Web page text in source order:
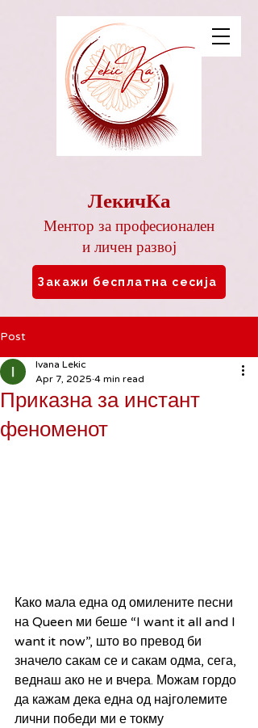
ЛекичКа
Ментор за професионален
и личен развој
Закажи бесплатна сесија
Post
Приказна за инстант
феноменот
Ivana Lekic
Apr 7, 2025 4 min read
Како мала една од омилените песни
на Queen ми беше “I want it all and I
want it now”, што во превод би
значело сакам се и сакам одма, сега,
веднаш ако не и вчера. Можам гордо
да кажам дека една од најголемите
лични победи ми е токму